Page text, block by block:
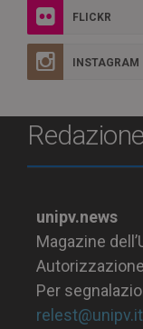
FLICKR
INSTAGRAM
Redazione
unipv.news
Magazine
Per
relest@unipv.it